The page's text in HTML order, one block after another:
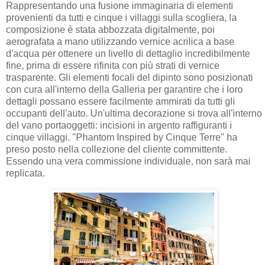
Rappresentando una fusione immaginaria di elementi
provenienti da tutti e cinque i villaggi sulla scogliera, la
composizione è stata abbozzata digitalmente, poi
aerografata a mano utilizzando vernice acrilica a base
d'acqua per ottenere un livello di dettaglio incredibilmente
fine, prima di essere rifinita con più strati di vernice
trasparente. Gli elementi focali del dipinto sono posizionati
con cura all'interno della Galleria per garantire che i loro
dettagli possano essere facilmente ammirati da tutti gli
occupanti dell'auto. Un'ultima decorazione si trova all'interno
del vano portaoggetti: incisioni in argento raffiguranti i
cinque villaggi. "Phantom Inspired by Cinque Terre" ha
preso posto nella collezione del cliente committente.
Essendo una vera commissione individuale, non sarà mai
replicata.